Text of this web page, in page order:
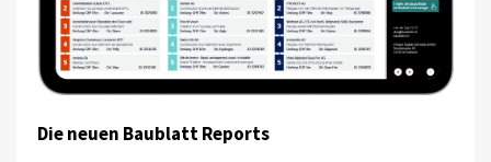
Die neuen Baublatt Reports